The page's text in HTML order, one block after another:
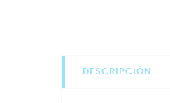
DESCRIPCIÓN